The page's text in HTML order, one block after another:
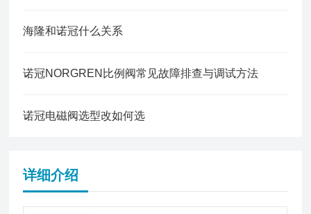
海隆和诺冠什么关系
诺冠NORGREN比例阀常见故障排查与调试方法
诺冠电磁阀选型改如何选
详细介绍